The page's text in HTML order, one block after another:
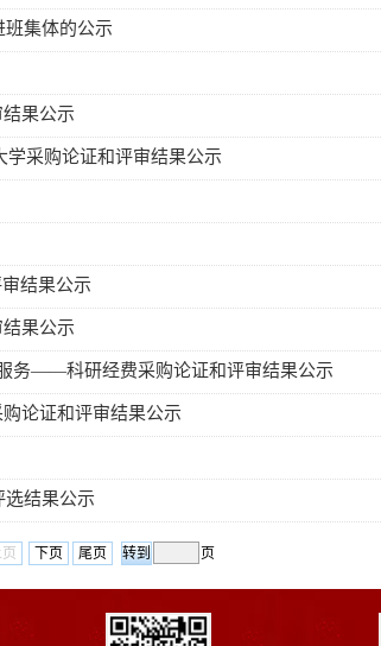
班集体的公示
果公示
采购论证和评审结果公示
结果公示
果公示
务——科研经费采购论证和评审结果公示
论证和评审结果公示
选结果公示
下页 尾页 页